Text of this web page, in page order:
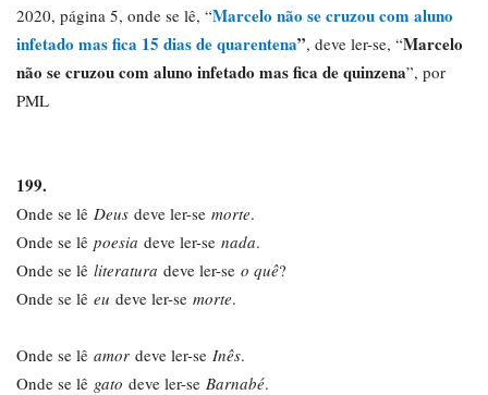
2020, página 5, onde se lê, “Marcelo não se cruzou com aluno
infetado mas fica 15 dias de quarentena”, deve ler-se, “Marcelo
não se cruzou com aluno infetado mas fica de quinzena”, por
PML
199.
Onde se lê Deus deve ler-se morte.
Onde se lê poesia deve ler-se nada.
Onde se lê literatura deve ler-se o quê?
Onde se lê eu deve ler-se morte.
Onde se lê amor deve ler-se Inês.
Onde se lê gato deve ler-se Barnabé.